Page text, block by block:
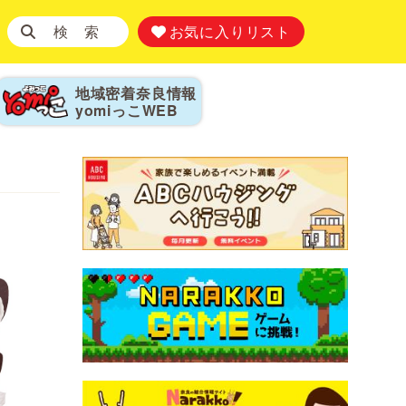
検 索 お気に入りリスト
地域密着奈良情報
yomiっこ WEB